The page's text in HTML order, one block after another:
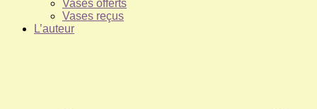
Vases offerts
Vases reçus
L’auteur